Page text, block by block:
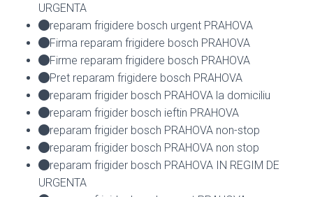
URGENTA
reparam frigidere bosch urgent PRAHOVA
Firma reparam frigidere bosch PRAHOVA
Firme reparam frigidere bosch PRAHOVA
Pret reparam frigidere bosch PRAHOVA
reparam frigider bosch PRAHOVA la domiciliu
reparam frigider bosch ieftin PRAHOVA
reparam frigider bosch PRAHOVA non-stop
reparam frigider bosch PRAHOVA non stop
reparam frigider bosch PRAHOVA IN REGIM DE
URGENTA